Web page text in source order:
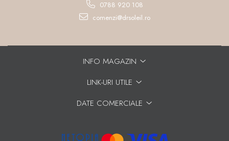
0788 920 108
comenzi@drsoleil.ro
INFO MAGAZIN
LINK-URI UTILE
DATE COMERCIALE